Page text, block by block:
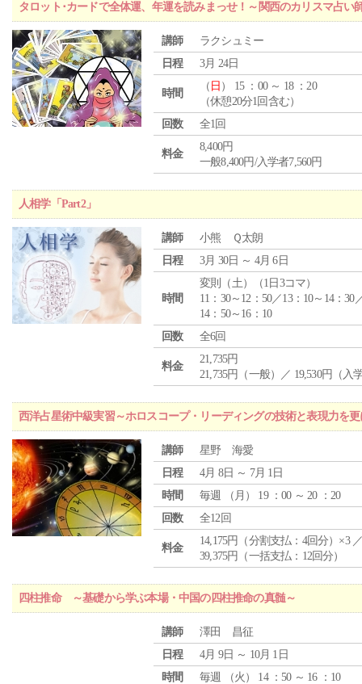
タロット･カードで全体運、年運を読みまっせ！～関西のカリスマ占い
講師
ラクシュミー
日程
3月 24日
時間
（ 日 ） 15 ：00 ～ 18 ：20
（休憩20分1回含む）
回数
全1回
料金
8,400円
一般8,400円/入学者7,560円
人相学「Part2」
講師
小熊 Ｑ太朗
日程
3月 30日 ～ 4月 6日
時間
変則（土）（1日3コマ）
11：30～12：50／13：10～14：30
14：50～16：10
回数
全6回
料金
21,735円
21,735円（一般）／ 19,530円（入
西洋占星術中級実習～ホロスコープ・リーディングの技術と表現力を
講師
星野 海愛
日程
4月 8日 ～ 7月 1日
時間
毎週 （ 月 ） 19 ：00 ～ 20 ：20
回数
全12回
料金
14,175円（分割支払：4回分）×3
39,375円（一括支払：12回分）
四柱推命 ～基礎から学ぶ本場・中国の四柱推命の真髄～
講師
澤田 昌征
日程
4月 9日 ～ 10月 1日
時間
毎週 （火 ） 14 ：50 ～ 16 ：10